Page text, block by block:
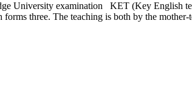
University examination KET (Key English
three. The teaching is both by the